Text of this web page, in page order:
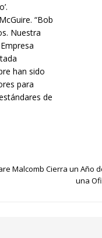
“Bob
Nuestra
han sido
para
de
Malcomb Cierra un Año
una